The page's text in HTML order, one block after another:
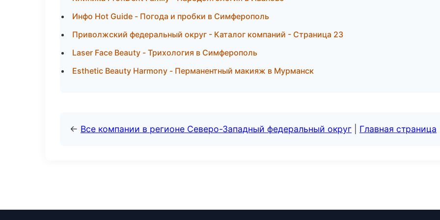
Инфо Hot Guide - Погода и пробки в Симферополь
Приволжский федеральный округ - Каталог компаний - Страница 23
Laser Face Beauty - Трихология в Симферополь
Esthetic Beauty Harmony - Перманентный макияж в Мурманск
← Все компании в регионе Северо-Западный федеральный округ Главная страница